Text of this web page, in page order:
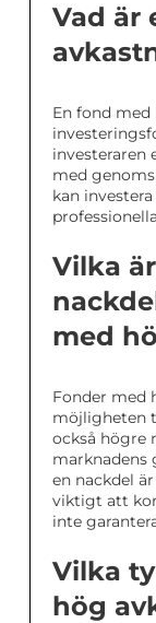
Vad är
En fond
investeraren
med
kan
Vilka
med
Fonder med
möjligheten
också högre
marknadens
en nackdel
viktigt att
inte
Vilka
hög